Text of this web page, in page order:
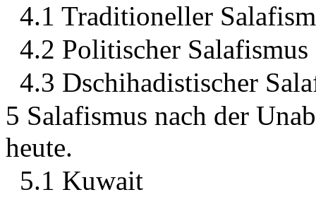
4.1 Traditioneller
4.2 Politischer Salafismus
4.3 Dschihadistischer
5 Salafismus nach der
heute.
5.1 Kuwait